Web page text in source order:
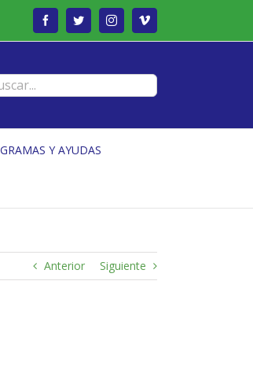
FacebookTwitterInstagramVimeo
Y AYUDAS
Anterior Siguiente